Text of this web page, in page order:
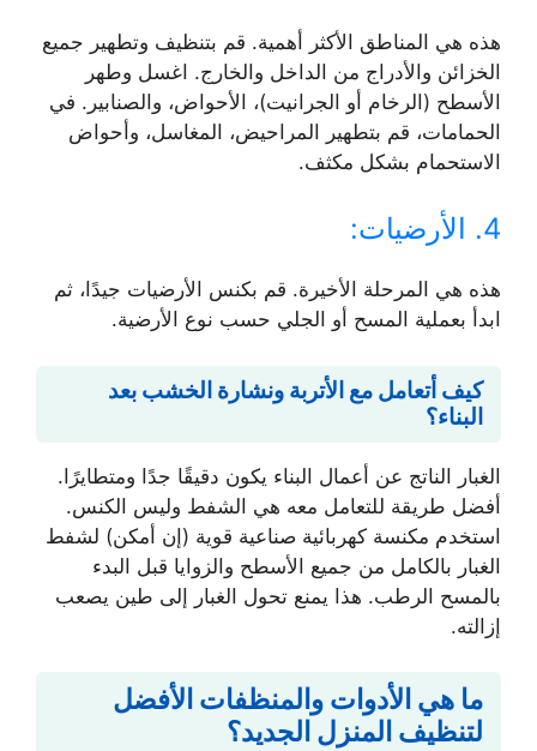
هذه هي المناطق الأكثر أهمية. قم بتنظيف وتطهير جميع
الخزائن والأدراج من الداخل والخارج. اغسل وطهر
الأسطح (الرخام أو الجرانيت)، الأحواض، والصنابير. في
الحمامات، قم بتطهير المراحيض، المغاسل، وأحواض
الاستحمام بشكل مكثف.
4. الأرضيات:
هذه هي المرحلة الأخيرة. قم بكنس الأرضيات جيدًا، ثم
ابدأ بعملية المسح أو الجلي حسب نوع الأرضية.
كيف أتعامل مع الأتربة ونشارة الخشب بعد
البناء؟
الغبار الناتج عن أعمال البناء يكون دقيقًا جدًا ومتطايرًا.
أفضل طريقة للتعامل معه هي الشفط وليس الكنس.
استخدم مكنسة كهربائية صناعية قوية (إن أمكن) لشفط
الغبار بالكامل من جميع الأسطح والزوايا قبل البدء
بالمسح الرطب. هذا يمنع تحول الغبار إلى طين يصعب
إزالته.
ما هي الأدوات والمنظفات الأفضل
لتنظيف المنزل الجديد؟